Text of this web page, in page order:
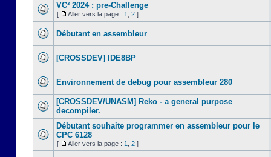
VC³ 2024 : pre-Challenge
[ Aller vers la page : 1 2 ]
Débutant en assembleur
[CROSSDEV] IDE8BP
Environnement de debug pour assembleur 280
[CROSSDEV/UNASM] Reko - a general purpose
decompiler.
Débutant souhaite programmer en assembleur pour le
CPC 6128
[ Aller vers la page : 1 2 ]